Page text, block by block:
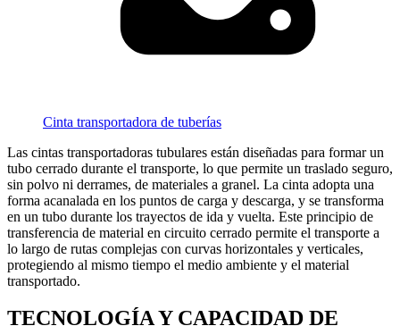
Cinta transportadora de tuberías
Las cintas transportadoras tubulares están diseñadas para formar un
tubo cerrado durante el transporte, lo que permite un traslado seguro,
sin polvo ni derrames, de materiales a granel. La cinta adopta una
forma acanalada en los puntos de carga y descarga, y se transforma
en un tubo durante los trayectos de ida y vuelta. Este principio de
transferencia de material en circuito cerrado permite el transporte a
lo largo de rutas complejas con curvas horizontales y verticales,
protegiendo al mismo tiempo el medio ambiente y el material
transportado.
TECNOLOGÍA Y CAPACIDAD DE